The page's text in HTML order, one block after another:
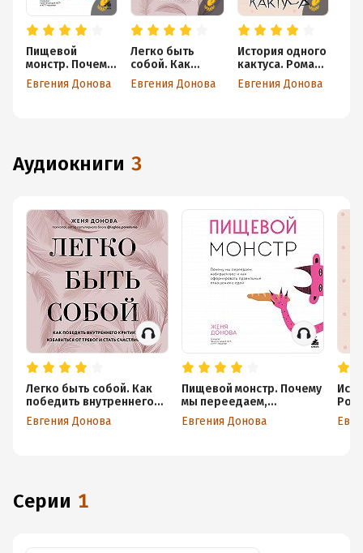
Пищевой
монстр. Почему
мы переедаем,
набираем вес и
Евгения Донова
Легко быть
собой. Как
победить
внутреннего
Евгения Донова
История одного
кактуса. Роман
для тех, кто
боится любить
Евгения Донова
аудиокниги 3
Легко быть собой. Как
победить внутреннего
критика, избавиться от
тревог и стать
Евгения Донова
Пищевой монстр. Почему
мы переедаем,
набираем вес и как
сформировать
Евгения Донова
Серии 1